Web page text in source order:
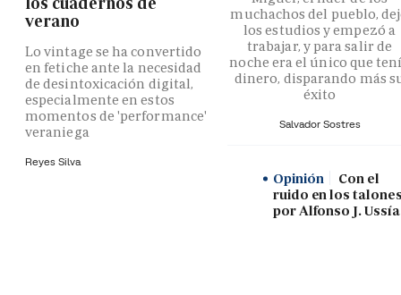
verano
Lo vintage se ha convertido
en fetiche ante la necesidad
de desintoxicación digital,
especialmente en estos
momentos de 'performance'
veraniega
Reyes Silva
muchachos del pueblo,
los estudios y empezó a
trabajar, y para salir de
noche era el único que
dinero, disparando más
éxito
Salvador Sostres
Opinión
Con el
ruido en los
por Alfonso J. Ussía